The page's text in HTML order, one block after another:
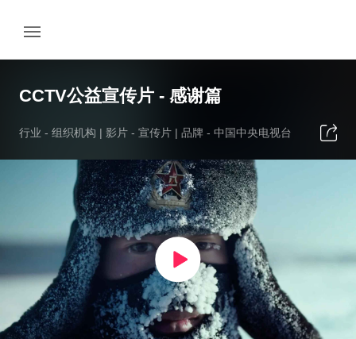
CCTV公益宣传片 - 感谢篇
行业 - 组织机构 | 影片 - 宣传片 | 品牌 - 中国中央电视台